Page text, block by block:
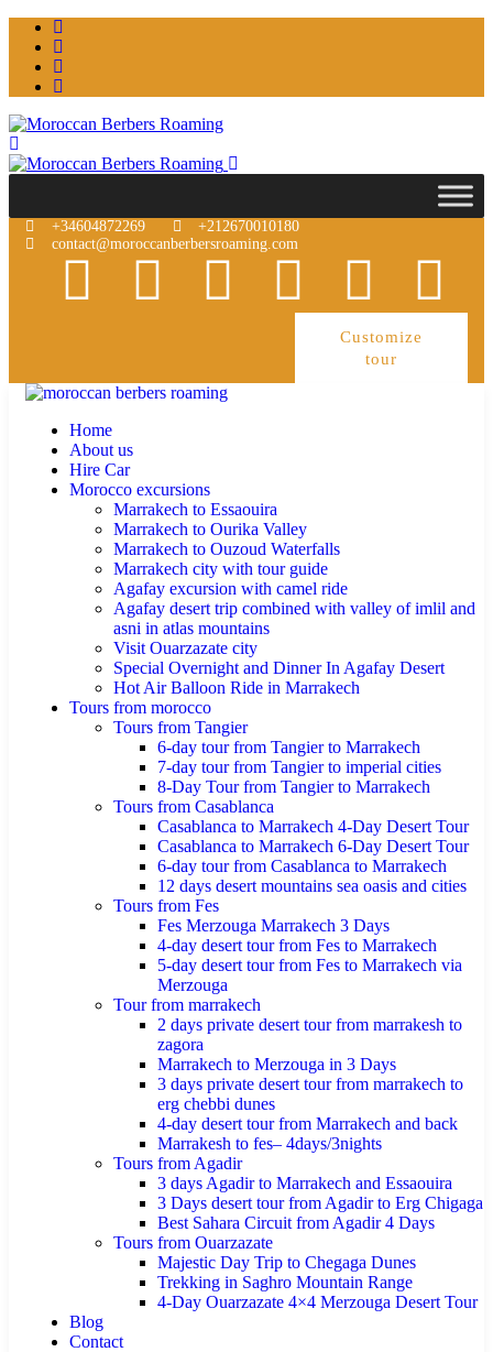
+34604872269
+212670010180
contact@moroccanberbersroaming.com
Customize
tour
Home
About us
Hire Car
Morocco excursions
Marrakech to Essaouira
Marrakech to Ourika Valley
Marrakech to Ouzoud Waterfalls
Marrakech city with tour guide
Agafay excursion with camel ride
Agafay desert trip combined with valley of imlil and
asni in atlas mountains
Visit Ouarzazate city
Special Overnight and Dinner In Agafay Desert
Hot Air Balloon Ride in Marrakech
Tours from morocco
Tours from Tangier
6-day tour from Tangier to Marrakech
7-day tour from Tangier to imperial cities
8-Day Tour from Tangier to Marrakech
Tours from Casablanca
Casablanca to Marrakech 4-Day Desert Tour
Casablanca to Marrakech 6-Day Desert Tour
6-day tour from Casablanca to Marrakech
12 days desert mountains sea oasis and cities
Tours from Fes
Fes Merzouga Marrakech 3 Days
4-day desert tour from Fes to Marrakech
5-day desert tour from Fes to Marrakech via
Merzouga
Tour from marrakech
2 days private desert tour from marrakesh to
zagora
Marrakech to Merzouga in 3 Days
3 days private desert tour from marrakech to
erg chebbi dunes
4-day desert tour from Marrakech and back
Marrakesh to fes– 4days/3nights
Tours from Agadir
3 days Agadir to Marrakech and Essaouira
3 Days desert tour from Agadir to Erg Chigaga
Best Sahara Circuit from Agadir 4 Days
Tours from Ouarzazate
Majestic Day Trip to Chegaga Dunes
Trekking in Saghro Mountain Range
4-Day Ouarzazate 4×4 Merzouga Desert Tour
Blog
Contact